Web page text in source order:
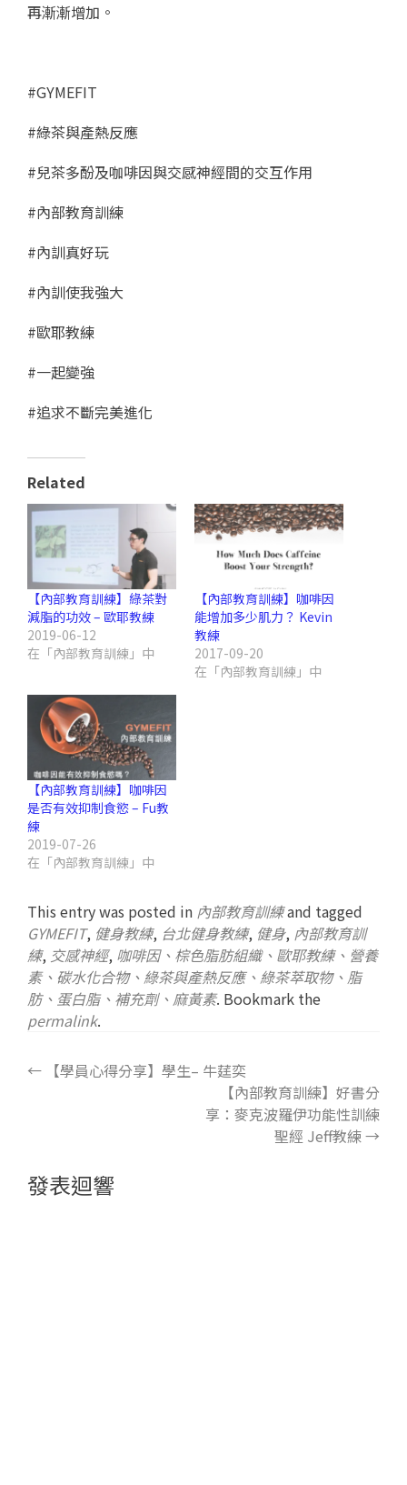
再漸漸增加。
#GYMEFIT
#綠茶與產熱反應
#兒茶多酚及咖啡因與交感神經間的交互作用
#內部教育訓練
#內訓真好玩
#內訓使我強大
#歐耶教練
#一起變強
#追求不斷完美進化
Related
【內部教育訓練】綠茶對
減脂的功效 – 歐耶教練
2019-06-12
在「內部教育訓練」中
【內部教育訓練】咖啡因
能增加多少肌力？ Kevin
教練
2017-09-20
在「內部教育訓練」中
【內部教育訓練】咖啡因
是否有效抑制食慾 – Fu教
練
2019-07-26
在「內部教育訓練」中
This entry was posted in 內部教育訓練and tagged
GYMEFIT, 健身教練, 台北健身教練, 健身, 內部教育訓
練, 交感神經, 咖啡因、棕色脂肪組織、歐耶教練、營養
素、碳水化合物、綠茶與產熱反應、綠茶萃取物、脂
肪、蛋白脂、補充劑、麻黃素. Bookmark the
permalink.
← 【學員心得分享】學生– 牛莛奕
【內部教育訓練】好書分
享：麥克波羅伊功能性訓練
聖經 Jeff教練→
發表迴響